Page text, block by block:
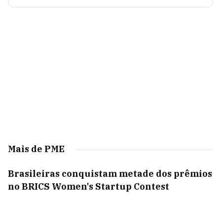
Mais de PME
Brasileiras conquistam metade dos prêmios
no BRICS Women's Startup Contest